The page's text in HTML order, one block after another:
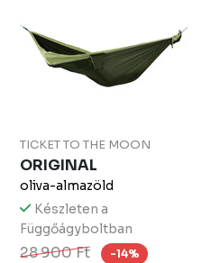
TICKET TO THE MOON
ORIGINAL
oliva-almazöld
Készleten a
Függőágyboltban
28 900 Ft -14%